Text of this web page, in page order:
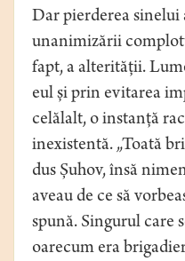
Dar pierderea sinelui
unanimizării
fapt, a alterității.
eul și prin evitarea
celălalt, o instanță
inexistentă. „Toată
dus Șuhov, însă
aveau de ce să
spună. Singurul care
oarecum era